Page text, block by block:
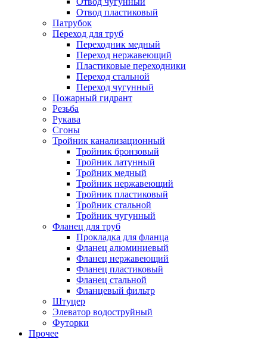
Отвод пластиковый
Патрубок
Переход для труб
Переходник медный
Переход нержавеющий
Пластиковые переходники
Переход стальной
Переход чугунный
Пожарный гидрант
Резьба
Рукава
Сгоны
Тройник канализационный
Тройник бронзовый
Тройник латунный
Тройник медный
Тройник нержавеющий
Тройник пластиковый
Тройник стальной
Тройник чугунный
Фланец для труб
Прокладка для фланца
Фланец алюминиевый
Фланец нержавеющий
Фланец пластиковый
Фланец стальной
Фланцевый фильтр
Штуцер
Элеватор водоструйный
Футорки
Прочее